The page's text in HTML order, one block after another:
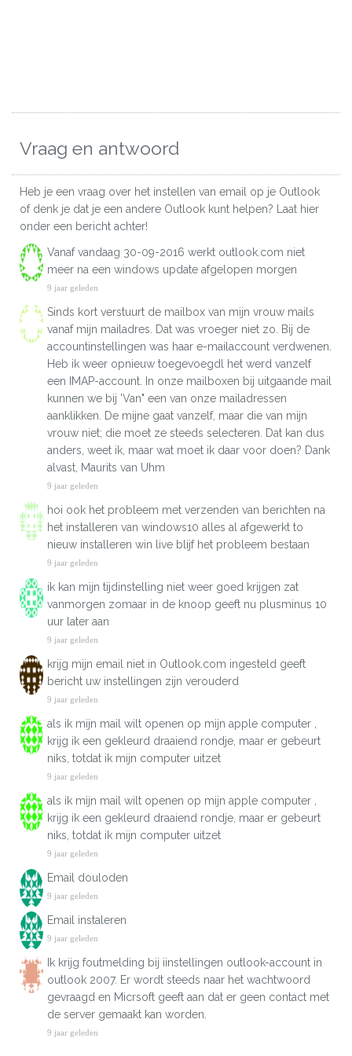
Vraag en antwoord
Heb je een vraag over het instellen van email op je Outlook
of denk je dat je een andere Outlook kunt helpen? Laat hier
onder een bericht achter!
Vanaf vandaag 30-09-2016 werkt outlook.com niet
meer na een windows update afgelopen morgen
9 jaar geleden
Sinds kort verstuurt de mailbox van mijn vrouw mails
vanaf mijn mailadres. Dat was vroeger niet zo. Bij de
accountinstellingen was haar e-mailaccount verdwenen.
Heb ik weer opnieuw toegevoegdl het werd vanzelf
een IMAP-account. In onze mailboxen bij uitgaande mail
kunnen we bij 'Van" een van onze mailadressen
aanklikken. De mijne gaat vanzelf, maar die van mijn
vrouw niet; die moet ze steeds selecteren. Dat kan dus
anders, weet ik, maar wat moet ik daar voor doen? Dank
alvast, Maurits van Uhm
9 jaar geleden
hoi ook het probleem met verzenden van berichten na
het installeren van windows10 alles al afgewerkt to
nieuw installeren win live blijf het probleem bestaan
9 jaar geleden
ik kan mijn tijdinstelling niet weer goed krijgen zat
vanmorgen zomaar in de knoop geeft nu plusminus 10
uur later aan
9 jaar geleden
krijg mijn email niet in Outlook.com ingesteld geeft
bericht uw instellingen zijn verouderd
9 jaar geleden
als ik mijn mail wilt openen op mijn apple computer ,
krijg ik een gekleurd draaiend rondje, maar er gebeurt
niks, totdat ik mijn computer uitzet
9 jaar geleden
als ik mijn mail wilt openen op mijn apple computer ,
krijg ik een gekleurd draaiend rondje, maar er gebeurt
niks, totdat ik mijn computer uitzet
9 jaar geleden
Email douloden
9 jaar geleden
Email instaleren
9 jaar geleden
Ik krijg foutmelding bij iinstellingen outlook-account in
outlook 2007. Er wordt steeds naar het wachtwoord
gevraagd en Micrsoft geeft aan dat er geen contact met
de server gemaakt kan worden.
9 jaar geleden